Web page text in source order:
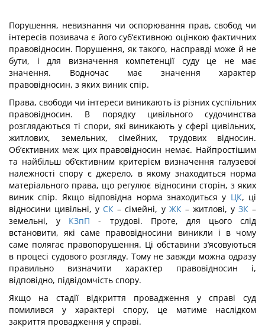
Порушення, невизнання чи оспорювання прав, свобод чи
інтересів позивача є його суб‘єктивною оцінкою фактичних
правовідносин. Порушення, як такого, насправді може й не
бути, і для визначення компетенції суду це не має
значення. Водночас має значення характер
правовідносин, з яких виник спір.
Права, свободи чи інтереси виникають із різних суспільних
правовідносин. В порядку цивільного судочинства
розглядаються ті спори, які виникають у сфері цивільних,
житлових, земельних, сімейних, трудових відносин.
Об‘єктивних меж цих правовідносин немає. Найпростішим
та найбільш об‘єктивним критерієм визначення галузевої
належності спору є джерело, в якому знаходиться норма
матеріального права, що регулює відносини сторін, з яких
виник спір. Якщо відповідна норма знаходиться у ЦК, ці
відносини цивільні, у СК – сімейні, у ЖК– житлові, у ЗК–
земельні, у КЗпП - трудові. Проте, для цього слід
встановити, які саме правовідносини виникли і в чому
саме полягає правопорушення. Ці обставини з‘ясовуються
в процесі судового розгляду. Тому не завжди можна одразу
правильно визначити характер правовідносин і,
відповідно, підвідомчість спору.
Якщо на стадії відкриття провадження у справі суд
помилився у характері спору, це матиме наслідком
закриття провадження у справі.